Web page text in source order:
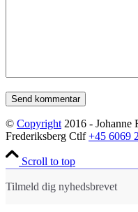
© Copyright 2016 - Johanne
Frederiksberg Ctlf+45 6069
Scroll to top
Tilmeld dig nyhedsbrevet